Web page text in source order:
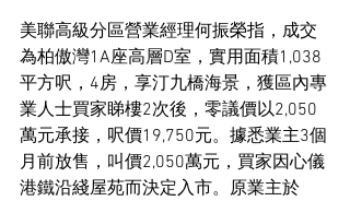
美聯高級分區營業經理何振榮指，成交
為柏傲灣1A座高層D室，實用面積1,038
平方呎，4房，享汀九橋海景，獲區內專
業人士買家睇樓2次後，零議價以2,050
萬元承接，呎價19,750元。據悉業主3個
月前放售，叫價2,050萬元，買家因心儀
港鐵沿綫屋苑而決定入市。原業主於